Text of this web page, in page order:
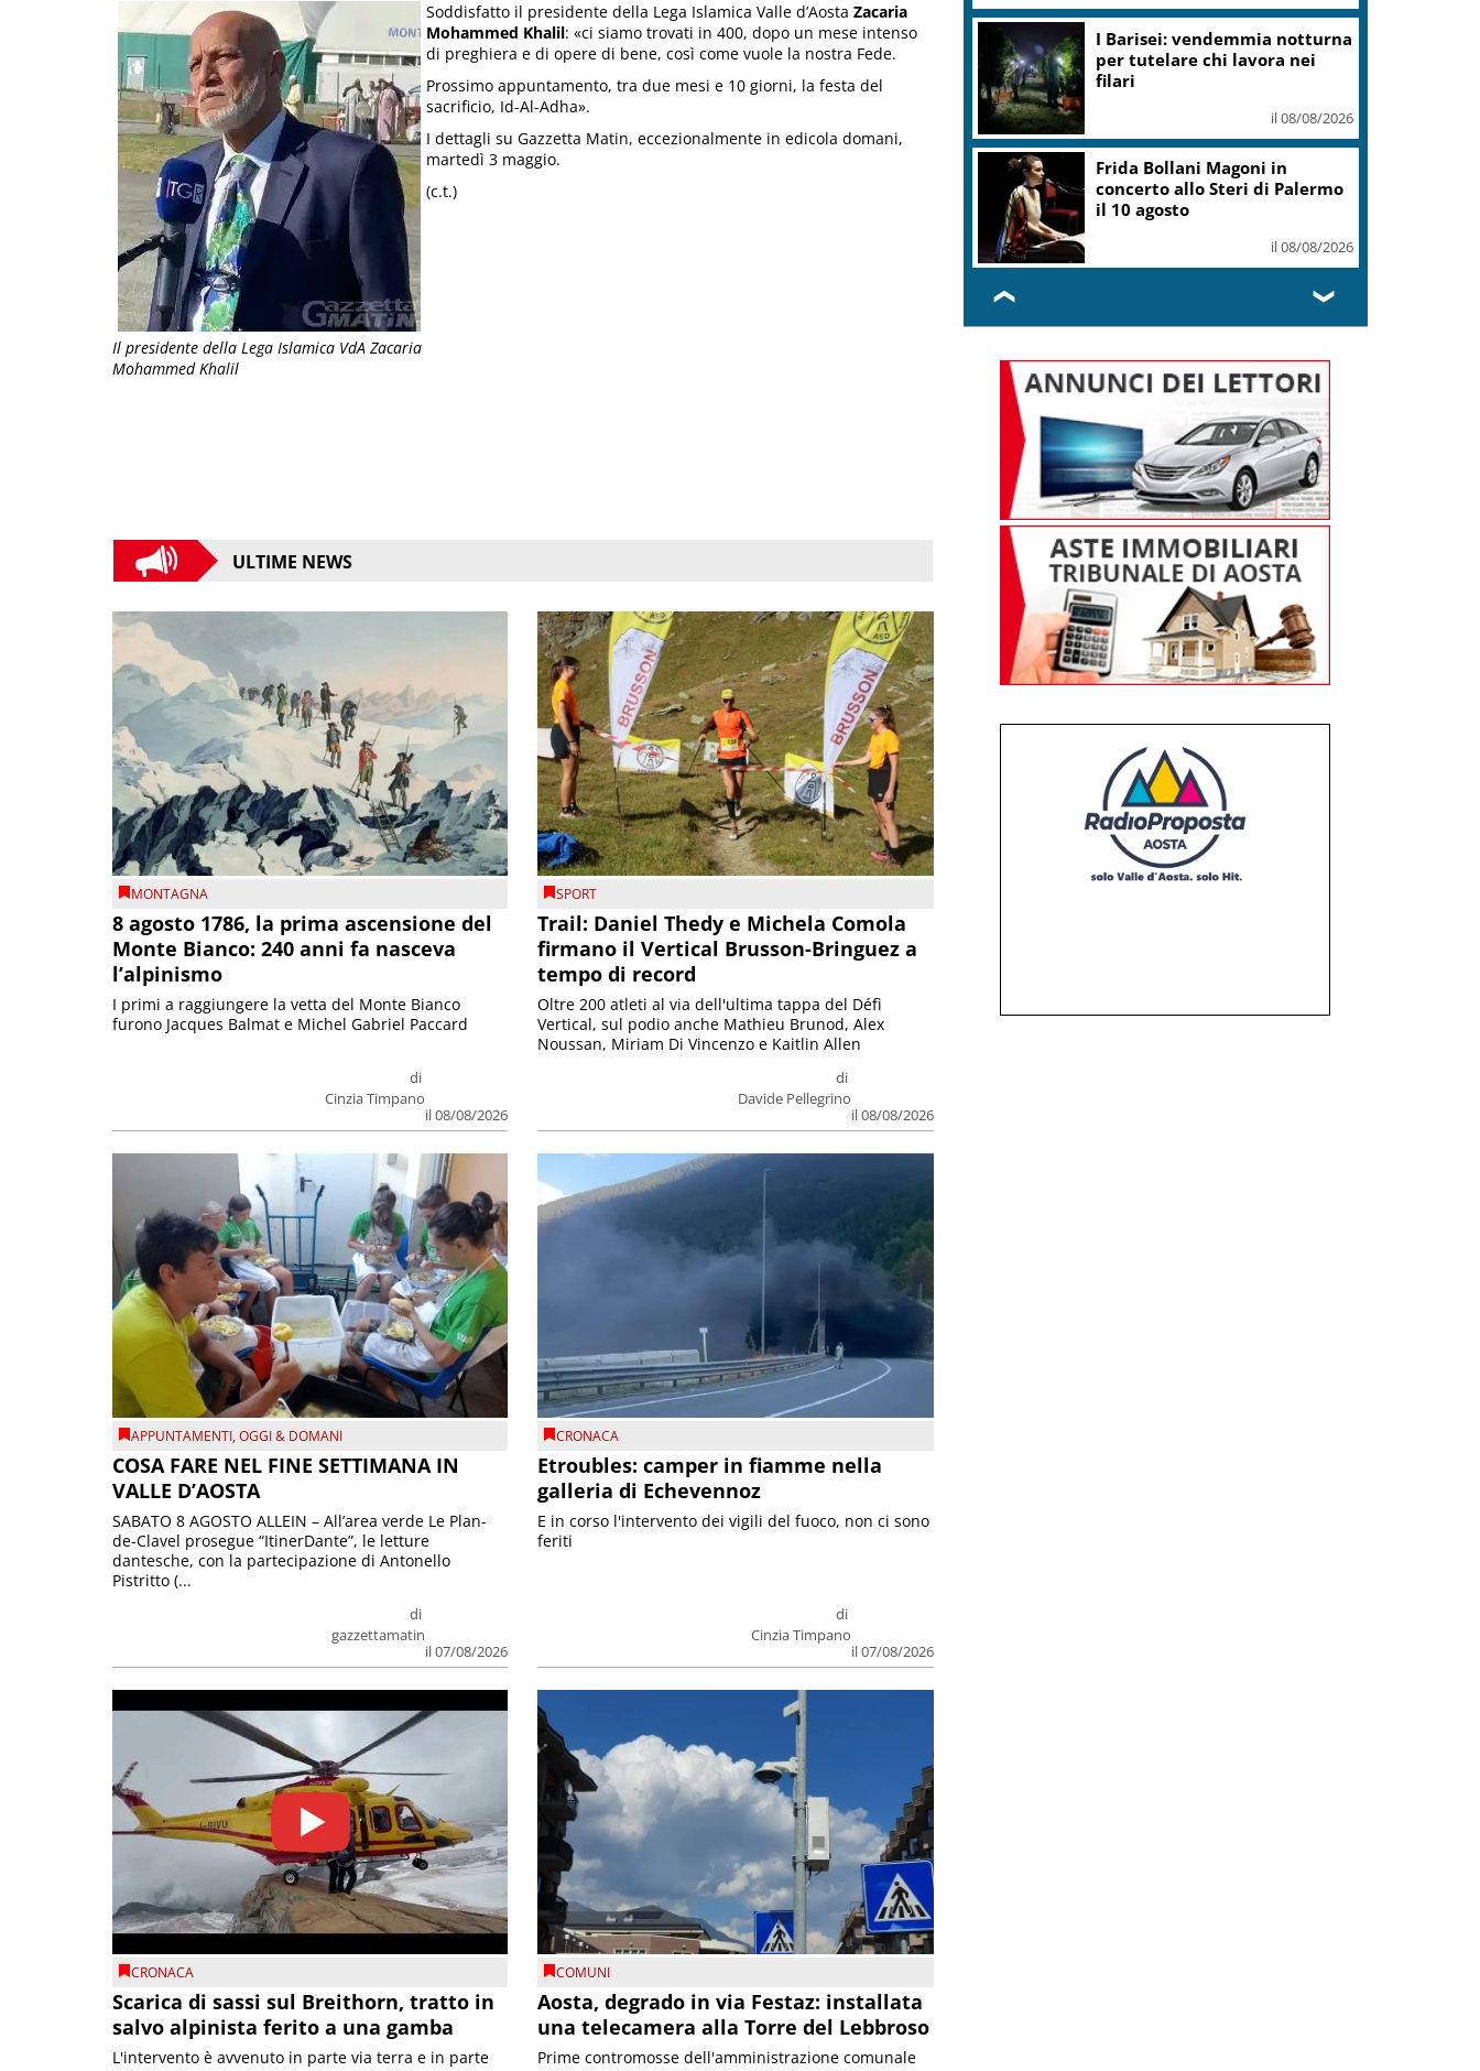
Il presidente della Lega Islamica VdA Zacaria
Mohammed Khalil
Soddisfatto il presidente della Lega Islamica Valle d’Aosta Zacaria
Mohammed Khalil: «ci siamo trovati in 400, dopo un mese intenso
di preghiera e di opere di bene, così come vuole la nostra Fede.
Prossimo appuntamento, tra due mesi e 10 giorni, la festa del
sacrificio, Id-Al-Adha».
I dettagli su Gazzetta Matin, eccezionalmente in edicola domani,
martedì 3 maggio.
(c.t.)
ULTIME NEWS
MONTAGNA
8 agosto 1786, la prima ascensione del
Monte Bianco: 240 anni fa nasceva
l’alpinismo
di
Cinzia Timpano
il 08/08/2026
I primi a raggiungere la vetta del Monte Bianco
furono Jacques Balmat e Michel Gabriel Paccard
SPORT
Trail: Daniel Thedy e Michela Comola
firmano il Vertical Brusson-Bringuez a
tempo di record
di
Davide Pellegrino
il 08/08/2026
Oltre 200 atleti al via dell'ultima tappa del Défì
Vertical, sul podio anche Mathieu Brunod, Alex
Noussan, Miriam Di Vincenzo e Kaitlin Allen
APPUNTAMENTI,OGGI & DOMANI
COSA FARE NEL FINE SETTIMANA IN
VALLE D’AOSTA
di
gazzettamatin
il 07/08/2026
SABATO 8 AGOSTO ALLEIN – All’area verde Le Plan-
de-Clavel prosegue “ItinerDante”, le letture
dantesche, con la partecipazione di Antonello
Pistritto (...
CRONACA
Etroubles: camper in fiamme nella
galleria di Echevennoz
di
Cinzia Timpano
il 07/08/2026
E in corso l'intervento dei vigili del fuoco, non ci sono
feriti
CRONACA
Scarica di sassi sul Breithorn, tratto in
salvo alpinista ferito a una gamba
L'intervento è avvenuto in parte via terra e in parte
COMUNI
Aosta, degrado in via Festaz: installata
una telecamera alla Torre del Lebbroso
Prime contromosse dell'amministrazione comunale
La Russa a Marcinelle: non
dico nulla per non sporcare
commemorazione
il 08/08/2026
“Questa sera guido io”:
campagna polizia in spiagge e
locali da ballo
il 08/08/2026
❮ ❯